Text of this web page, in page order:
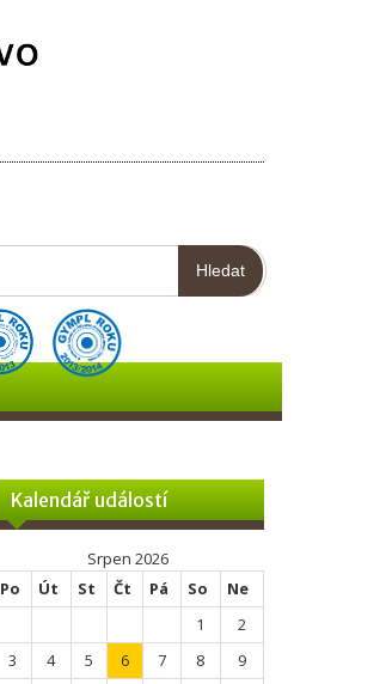
Kalendář událostí
Srpen 2026
Po
Út St Čt Pá So
Ne
1
2
3
4 5 6 7 8
9